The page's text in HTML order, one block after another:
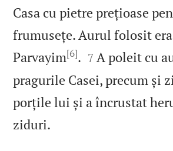
Casa cu pietre prețioase
frumusețe. Aurul folosit
Parvayim[6]. 

7 A poleit cu
pragurile Casei, precum și
porțile lui și a încrustat
ziduri.